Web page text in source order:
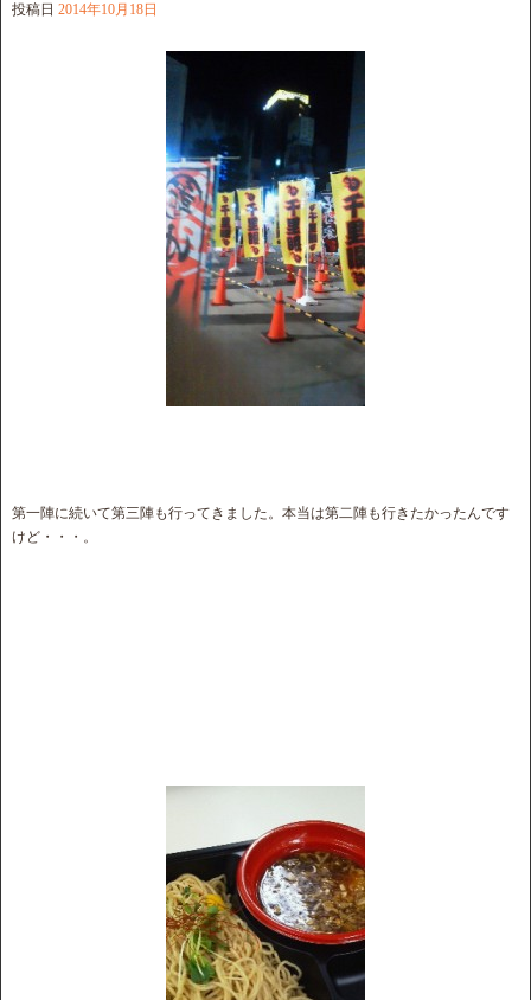
投稿日 2014年10月18日
第一陣に続いて第三陣も行ってきました。本当は第二陣も行きたかったんです
けど・・・。